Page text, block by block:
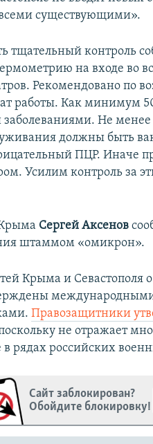
существующими».
тщательный контроль
на входе во
Рекомендовано по
работы. Как минимум
Не менее
должны быть
ПЦР. Иначе
Усилим контроль за
Сергей Аксенов
штаммом «омикрон».
Крыма и Севастополя
Правозащитники
не отражает
рядах российских
Сайт заблокирован?
Обойдите блокировку!